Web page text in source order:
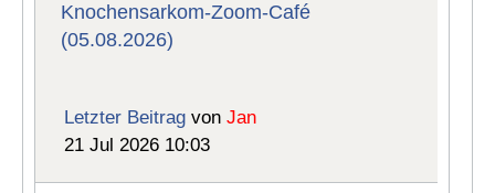
Knochensarkom-Zoom-Café
(05.08.2026)
Letzter Beitrag vonJan
21 Jul 2026 10:03